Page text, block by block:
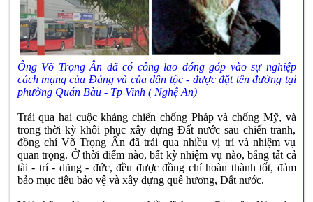
Ông Võ Trọng Ân đã có công lao đóng góp vào sự nghiệp
cách mạng của Đảng và của dân tộc - được đặt tên đường tại
phường Quán Bàu - Tp Vinh ( Nghệ An)
Trải qua hai cuộc kháng chiến chống Pháp và chống Mỹ, và
trong thời kỳ khôi phục xây dựng Đất nước sau chiến tranh,
đồng chí Võ Trọng Ân đã trải qua nhiều vị trí và nhiệm vụ
quan trọng. Ở thời điểm nào, bất kỳ nhiệm vụ nào, bằng tất cả
tài - trí - dũng - đức, đều được đồng chí hoàn thành tốt, đảm
bảo mục tiêu bảo vệ và xây dựng quê hương, Đất nước.